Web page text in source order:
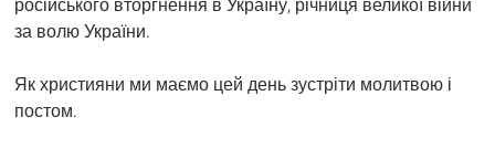
за волю України.
Як християни ми маємо цей день зустріти молитвою і
постом.